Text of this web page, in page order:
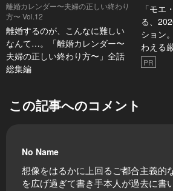
離婚カレンダー〜夫婦の正しい終わり
方〜 Vol.12
離婚するのが、こんなに難しい
なんて…。「離婚カレンダー〜
夫婦の正しい終わり方〜」全話
総集編
「モエ
る、
ション
わえる
PR
この記事へのコメント
No Name
想像をはるかに上回るご都合主義的
を広げ過ぎて書き手本人が過去に書